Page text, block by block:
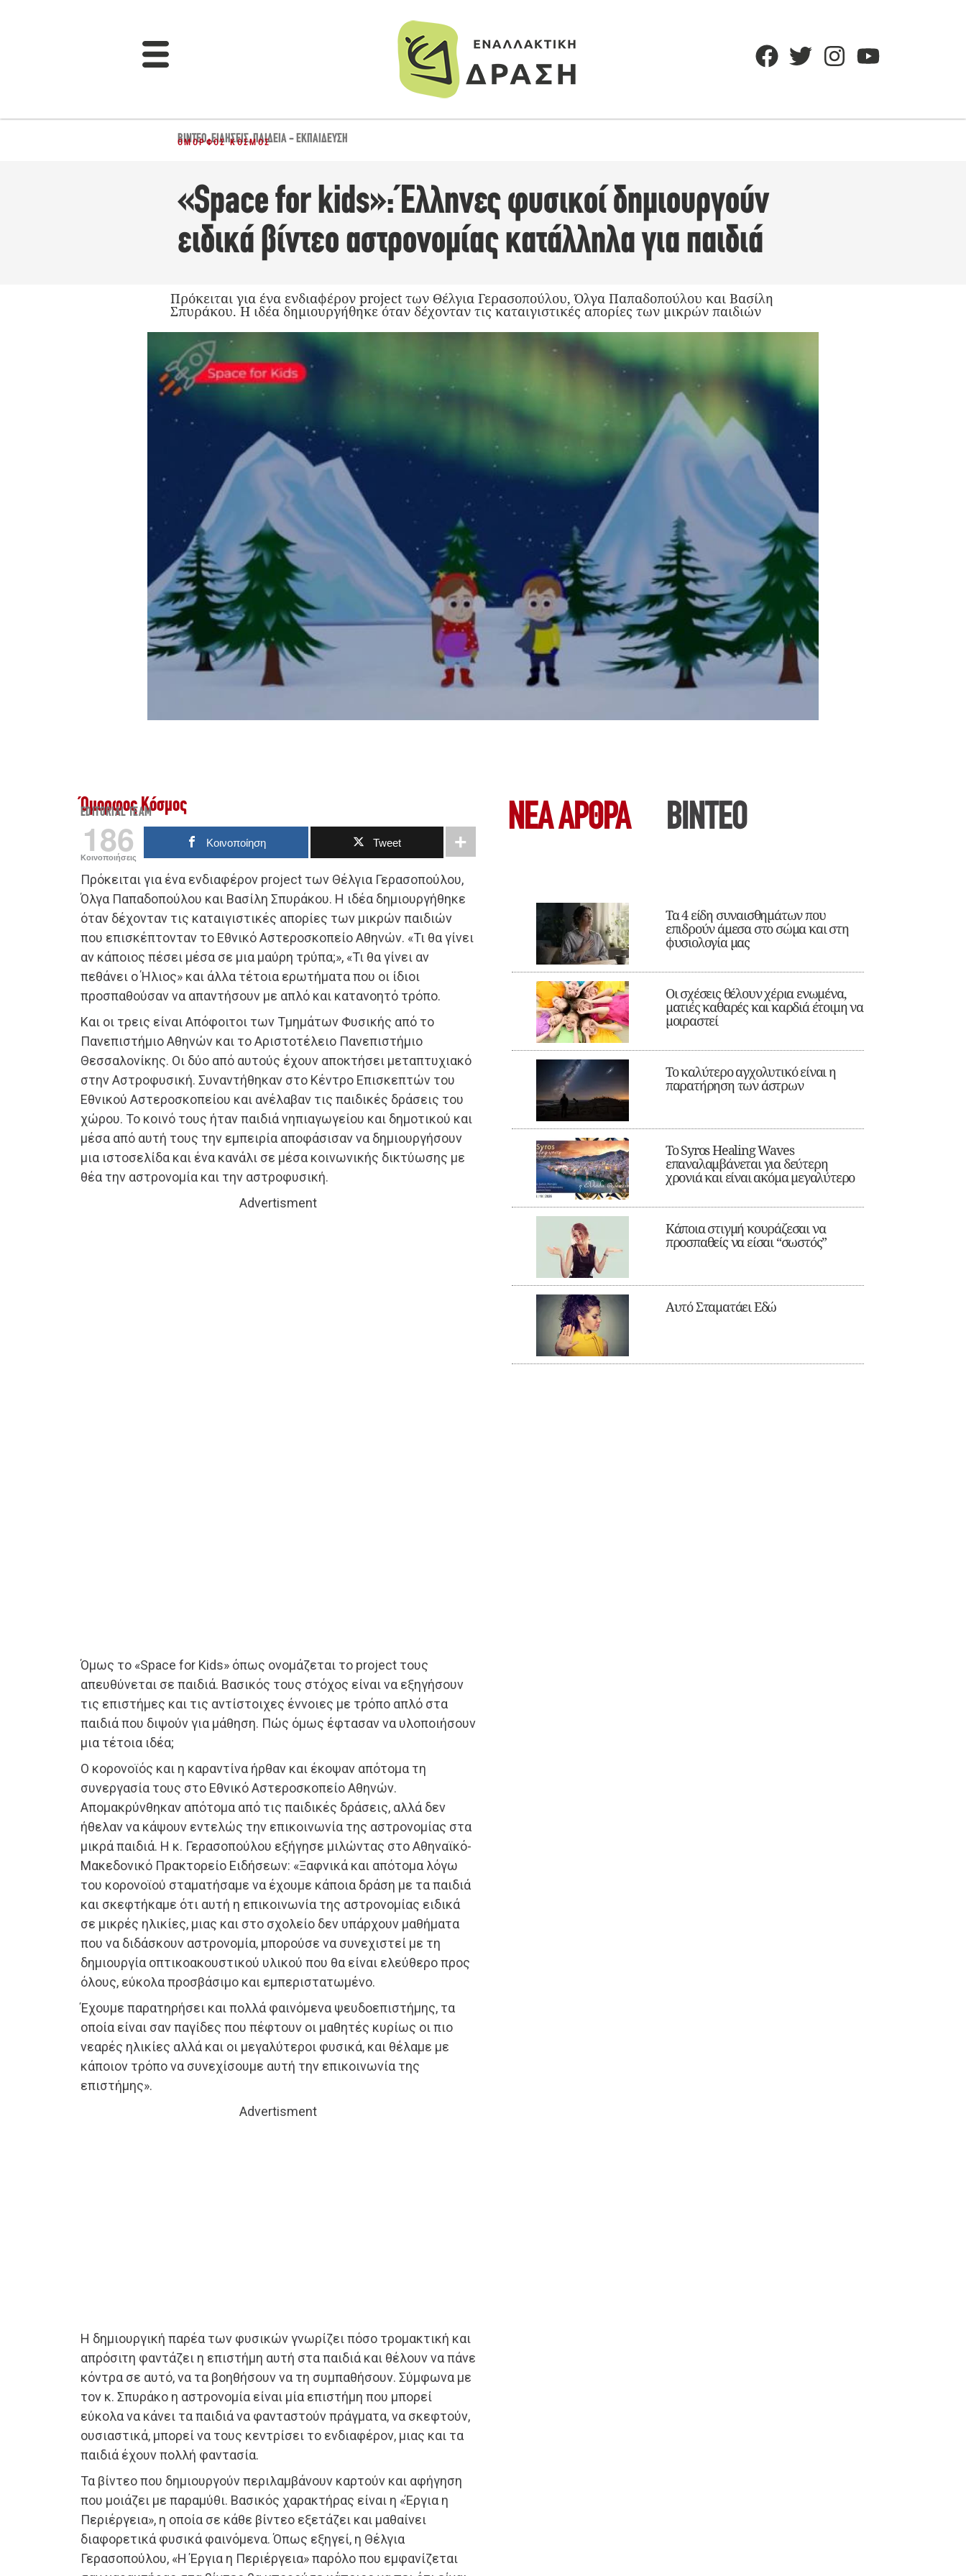
ΒΊΝΤΕΟ,ΕΙΔΉΣΕΙΣ,ΠΑΙΔΕΊΑ - ΕΚΠΑΊΔΕΥΣΗ
ΌΜΟΡΦΟΣ ΚΌΣΜΟΣ
«Space for kids»: Έλληνες φυσικοί δημιουργούν
ειδικά βίντεο αστρονομίας κατάλληλα για παιδιά
Πρόκειται για ένα ενδιαφέρον project των Θέλγια Γερασοπούλου, Όλγα Παπαδοπούλου και Βασίλη
Σπυράκου. Η ιδέα δημιουργήθηκε όταν δέχονταν τις καταιγιστικές απορίες των μικρών παιδιών
Όμορφος Κόσμος
EDITORIAL TEAM
186
Κοινοποιήσεις
Κοινοποίηση Tweet
Πρόκειται για ένα ενδιαφέρον project των Θέλγια Γερασοπούλου,
Όλγα Παπαδοπούλου και Βασίλη Σπυράκου. Η ιδέα δημιουργήθηκε
όταν δέχονταν τις καταιγιστικές απορίες των μικρών παιδιών
που επισκέπτονταν το Εθνικό Αστεροσκοπείο Αθηνών. «Τι θα γίνει
αν κάποιος πέσει μέσα σε μια μαύρη τρύπα;», «Τι θα γίνει αν
πεθάνει ο Ήλιος» και άλλα τέτοια ερωτήματα που οι ίδιοι
προσπαθούσαν να απαντήσουν με απλό και κατανοητό τρόπο.
Και οι τρεις είναι Απόφοιτοι των Τμημάτων Φυσικής από το
Πανεπιστήμιο Αθηνών και το Αριστοτέλειο Πανεπιστήμιο
Θεσσαλονίκης. Οι δύο από αυτούς έχουν αποκτήσει μεταπτυχιακό
στην Αστροφυσική. Συναντήθηκαν στο Κέντρο Επισκεπτών του
Εθνικού Αστεροσκοπείου και ανέλαβαν τις παιδικές δράσεις του
χώρου. Το κοινό τους ήταν παιδιά νηπιαγωγείου και δημοτικού και
μέσα από αυτή τους την εμπειρία αποφάσισαν να δημιουργήσουν
μια ιστοσελίδα και ένα κανάλι σε μέσα κοινωνικής δικτύωσης με
θέα την αστρονομία και την αστροφυσική.
Advertisment
Όμως το «Space for Kids» όπως ονομάζεται το project τους
απευθύνεται σε παιδιά. Βασικός τους στόχος είναι να εξηγήσουν
τις επιστήμες και τις αντίστοιχες έννοιες με τρόπο απλό στα
παιδιά που διψούν για μάθηση. Πώς όμως έφτασαν να υλοποιήσουν
μια τέτοια ιδέα;
Ο κορονοϊός και η καραντίνα ήρθαν και έκοψαν απότομα τη
συνεργασία τους στο Εθνικό Αστεροσκοπείο Αθηνών.
Απομακρύνθηκαν απότομα από τις παιδικές δράσεις, αλλά δεν
ήθελαν να κάψουν εντελώς την επικοινωνία της αστρονομίας στα
μικρά παιδιά. Η κ. Γερασοπούλου εξήγησε μιλώντας στο Αθηναϊκό-
Μακεδονικό Πρακτορείο Ειδήσεων: «Ξαφνικά και απότομα λόγω
του κορονοϊού σταματήσαμε να έχουμε κάποια δράση με τα παιδιά
και σκεφτήκαμε ότι αυτή η επικοινωνία της αστρονομίας ειδικά
σε μικρές ηλικίες, μιας και στο σχολείο δεν υπάρχουν μαθήματα
που να διδάσκουν αστρονομία, μπορούσε να συνεχιστεί με τη
δημιουργία οπτικοακουστικού υλικού που θα είναι ελεύθερο προς
όλους, εύκολα προσβάσιμο και εμπεριστατωμένο.
Έχουμε παρατηρήσει και πολλά φαινόμενα ψευδοεπιστήμης, τα
οποία είναι σαν παγίδες που πέφτουν οι μαθητές κυρίως οι πιο
νεαρές ηλικίες αλλά και οι μεγαλύτεροι φυσικά, και θέλαμε με
κάποιον τρόπο να συνεχίσουμε αυτή την επικοινωνία της
επιστήμης».
Advertisment
Η δημιουργική παρέα των φυσικών γνωρίζει πόσο τρομακτική και
απρόσιτη φαντάζει η επιστήμη αυτή στα παιδιά και θέλουν να πάνε
κόντρα σε αυτό, να τα βοηθήσουν να τη συμπαθήσουν. Σύμφωνα με
τον κ. Σπυράκο η αστρονομία είναι μία επιστήμη που μπορεί
εύκολα να κάνει τα παιδιά να φανταστούν πράγματα, να σκεφτούν,
ουσιαστικά, μπορεί να τους κεντρίσει το ενδιαφέρον, μιας και τα
παιδιά έχουν πολλή φαντασία.
Τα βίντεο που δημιουργούν περιλαμβάνουν καρτούν και αφήγηση
που μοιάζει με παραμύθι. Βασικός χαρακτήρας είναι η «Έργια η
Περιέργεια», η οποία σε κάθε βίντεο εξετάζει και μαθαίνει
διαφορετικά φυσικά φαινόμενα. Όπως εξηγεί, η Θέλγια
Γερασοπούλου, «Η Έργια η Περιέργεια» παρόλο που εμφανίζεται
ΝΕΑ ΆΡΘΡΑ ΒΙΝΤΕΟ
Τα 4 είδη συναισθημάτων που
επιδρούν άμεσα στο σώμα και στη
φυσιολογία μας
Οι σχέσεις θέλουν χέρια ενωμένα,
ματιές καθαρές και καρδιά έτοιμη να
μοιραστεί
Το καλύτερο αγχολυτικό είναι η
παρατήρηση των άστρων
Το Syros Healing Waves
επαναλαμβάνεται για δεύτερη
χρονιά και είναι ακόμα μεγαλύτερο
Κάποια στιγμή κουράζεσαι να
προσπαθείς να είσαι “σωστός”
Αυτό Σταματάει Εδώ